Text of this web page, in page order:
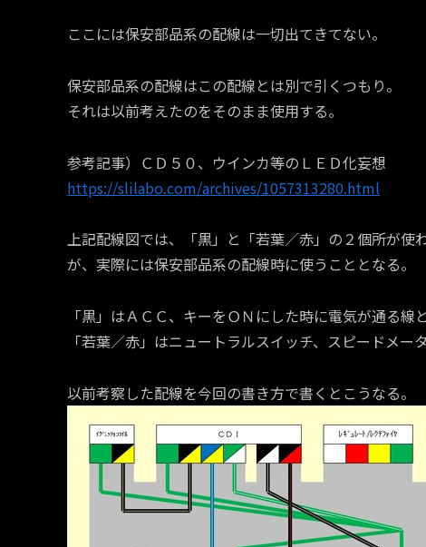
ここには保安部品系の配線は一切出てきてない。
保安部品系の配線はこの配線とは別で引くつもり。
それは以前考えたのをそのまま使用する。
参考記事）ＣＤ５０、ウインカ等のＬＥＤ化妄想
https://slilabo.com/archives/1057313280.html
上記配線図では、「黒」と「若葉／赤」の２個所が使
が、実際には保安部品系の配線時に使うこととなる。
「黒」はＡＣＣ、キーをＯＮにした時に電気が通る線
「若葉／赤」はニュートラルスイッチ、スピードメー
以前考察した配線を今回の書き方で書くとこうなる。